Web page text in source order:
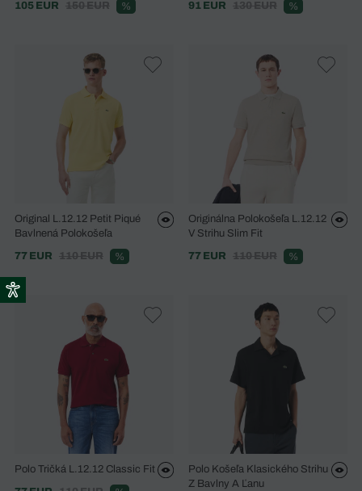
105 EUR 150 EUR % 91 EUR 130 EUR %
Original L.12.12 Petit Piqué
Bavlnená Polokošeľa
77 EUR
110 EUR %
Originálna Polokošeľa L.12.12
V Strihu Slim Fit
77 EUR
110 EUR %
Polo Tričká L.12.12 Classic Fit
Polo Košeľa Klasického Strihu
Z Bavlny A Ľanu